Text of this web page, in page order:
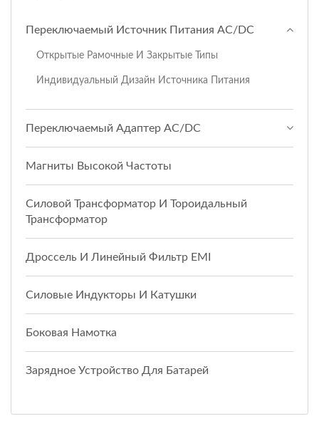
Переключаемый Источник Питания AC/DC
Открытые Рамочные И Закрытые Типы
Индивидуальный Дизайн Источника Питания
Переключаемый Адаптер AC/DC
Магниты Высокой Частоты
Силовой Трансформатор И Тороидальный
Трансформатор
Дроссель И Линейный Фильтр EMI
Силовые Индукторы И Катушки
Боковая Намотка
Зарядное Устройство Для Батарей